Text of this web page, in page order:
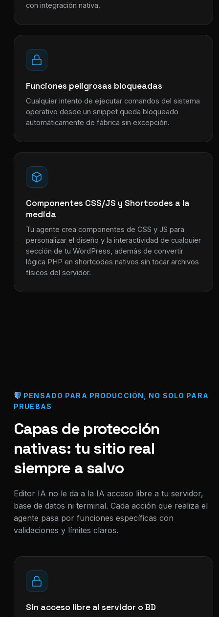
con integración nativa.
Funciones peligrosas bloqueadas
Cualquier intento de ejecutar comandos del sistema
operativo desde un snippet queda bloqueado
automáticamente de fábrica sin excepción.
Componentes CSS/JS y Shortcodes a la
medida
Tu agente crea componentes de CSS y JS para
personalizar el diseño y la interactividad de cualquier
sección de tu WordPress, además de convertir
lógica PHP en shortcodes nativos sin tocar archivos
físicos del servidor.
PENSADO PARA PRODUCCIÓN, NO SOLO PARA
PRUEBAS
Capas de protección
nativas: tu sitio real
siempre a salvo
Editor IA no le da a la IA acceso libre a tu servidor,
base de datos ni terminal. Cada acción que realiza el
agente pasa por funciones específicas con
validaciones y límites claros.
Sin acceso libre al servidor o BD